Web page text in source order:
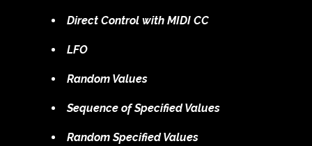
Direct Control with MIDI CC
LFO
Random Values
Sequence of Specified Values
Random Specified Values